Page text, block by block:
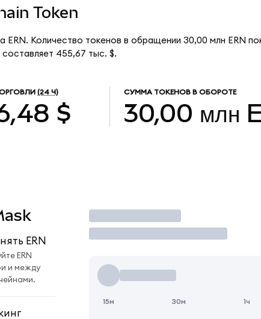
Token
ERN. Количество токенов в обращении 30,00 млн ERN
455,67 тыс. $.
(24 Ч)
$
СУММА ТОКЕНОВ В ОБОРОТЕ
30,00 млн
ERN
ERN
и между
Торговать
15м 30м 1ч